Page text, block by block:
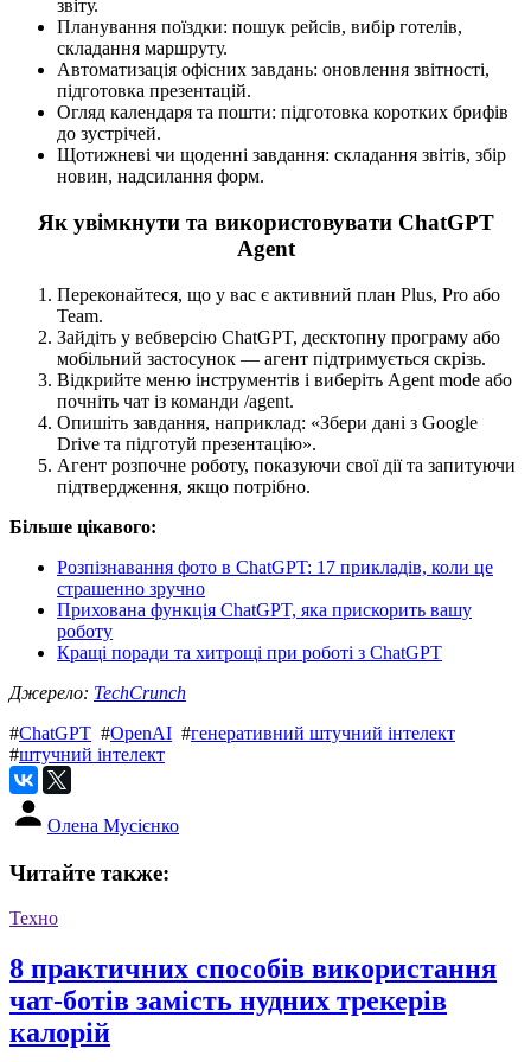
звіту.
Планування поїздки: пошук рейсів, вибір готелів,
складання маршруту.
Автоматизація офісних завдань: оновлення звітності,
підготовка презентацій.
Огляд календаря та пошти: підготовка коротких брифів
до зустрічей.
Щотижневі чи щоденні завдання: складання звітів, збір
новин, надсилання форм.
Як увімкнути та використовувати ChatGPT
Agent
Переконайтеся, що у вас є активний план Plus, Pro або
Team.
Зайдіть у вебверсію ChatGPT, десктопну програму або
мобільний застосунок — агент підтримується скрізь.
Відкрийте меню інструментів і виберіть Agent mode або
почніть чат із команди /agent.
Опишіть завдання, наприклад: «Збери дані з Google
Drive та підготуй презентацію».
Агент розпочне роботу, показуючи свої дії та запитуючи
підтвердження, якщо потрібно.
Більше цікавого:
Розпізнавання фото в ChatGPT: 17 прикладів, коли це
страшенно зручно
Прихована функція ChatGPT, яка прискорить вашу
роботу
Кращі поради та хитрощі при роботі з ChatGPT
Джерело: TechCrunch
#ChatGPT #OpenAI #генеративний штучний інтелект
#штучний інтелект
Олена Мусієнко
Читайте также:
Техно
8 практичних способів використання
чат-ботів замість нудних трекерів
калорій